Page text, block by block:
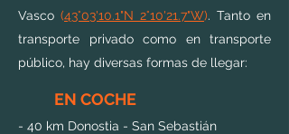
Vasco (43°03'10.1"N 2°10'21.7"W). Tanto en
transporte privado como en transporte
público, hay diversas formas de llegar:
EN COCHE
- 40 km Donostia - San Sebastián